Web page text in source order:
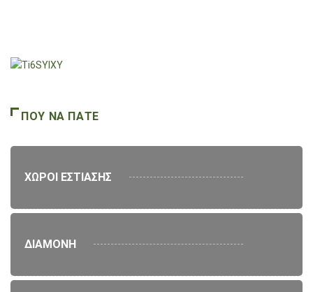
ΠΟΥ ΝΑ ΠΑΤΕ
ΧΩΡΟΙ ΕΣΤΙΑΣΗΣ
ΔΙΑΜΟΝΗ